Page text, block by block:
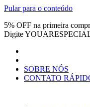
Pular para o conteúdo
5% OFF na primeira
Digite
SOBRE NÓS
CONTATO